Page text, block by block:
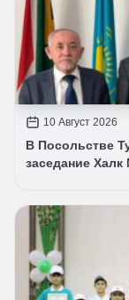
10 Август 2026
В Посольстве
заседание